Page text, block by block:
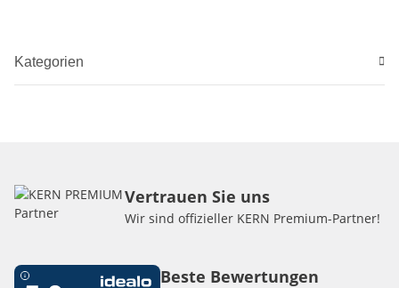
Kategorien
Vertrauen Sie uns
Wir sind offizieller KERN Premium-Partner!
Beste Bewertungen